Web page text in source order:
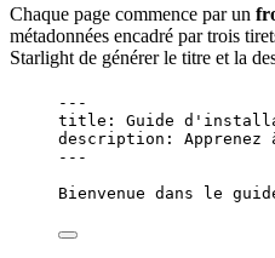
Chaque page commence par un
métadonnées encadré par trois
Starlight de générer le titre et la
---
title : Guide
description :
---
Bienvenue dans le